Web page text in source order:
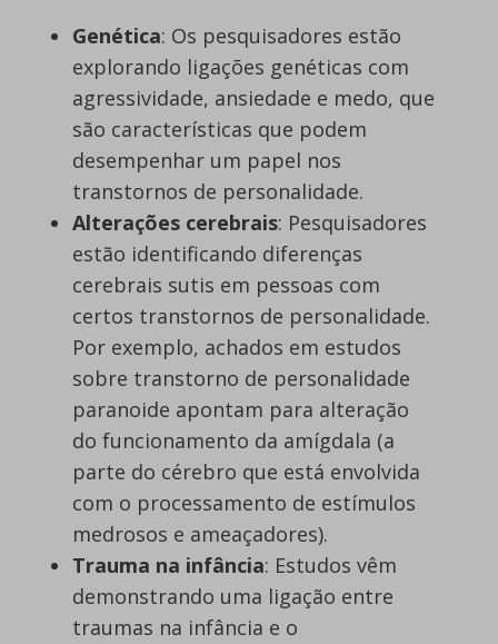
Genética: Os pesquisadores estão
explorando ligações genéticas com
agressividade, ansiedade e medo, que
são características que podem
desempenhar um papel nos
transtornos de personalidade.
Alterações cerebrais: Pesquisadores
estão identificando diferenças
cerebrais sutis em pessoas com
certos transtornos de personalidade.
Por exemplo, achados em estudos
sobre transtorno de personalidade
paranoide apontam para alteração
do funcionamento da amígdala (a
parte do cérebro que está envolvida
com o processamento de estímulos
medrosos e ameaçadores).
Trauma na infância: Estudos vêm
demonstrando uma ligação entre
traumas na infância e o